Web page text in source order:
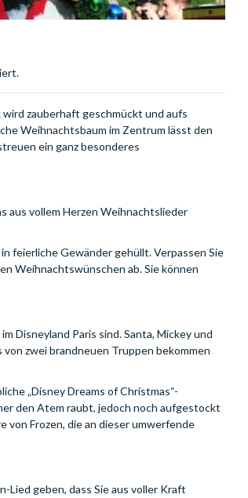
zauberhaft geschmückt und aufs
Weihnachtsbaum im Zentrum lässt den
ein ganz besonderes
aus vollem Herzen Weihnachtslieder
feierliche Gewänder gehüllt. Verpassen Sie
Weihnachtswünschen ab. Sie können
Disneyland Paris sind. Santa, Mickey und
zwei brandneuen Truppen bekommen
„Disney Dreams of Christmas“-
den Atem raubt, jedoch noch aufgestockt
Frozen, die an dieser umwerfende
Lied geben, dass Sie aus voller Kraft